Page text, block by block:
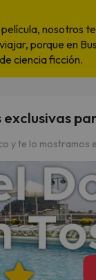
nosotros
porque en
ciencia ficción.
exclusivas
y te lo mostramos